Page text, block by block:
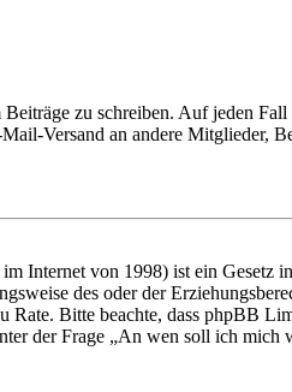
zu schreiben. Auf jeden Fall
Versand an andere Mitglieder,
Internet von 1998) ist ein Gesetz
des oder der
Bitte beachte, dass phpBB
der Frage „An wen soll ich mich